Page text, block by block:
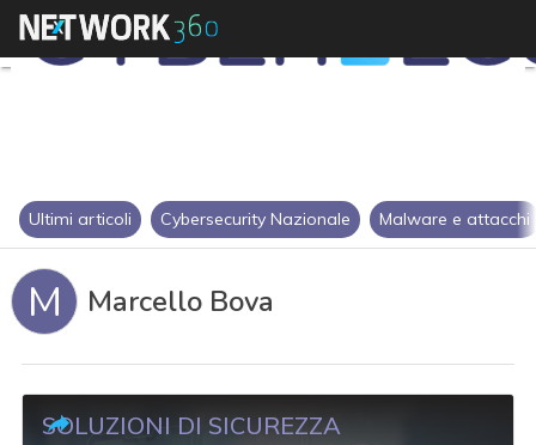
Ultimi articoli Cybersecurity Nazionale Malware e attacchi
M Marcello Bova
SOLUZIONI DI SICUREZZA